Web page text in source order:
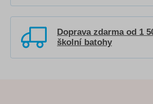
Doprava zdarma od 1
školní batohy